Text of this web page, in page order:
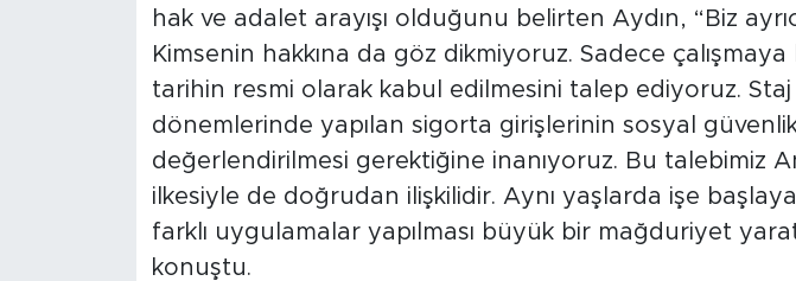
hak ve adalet arayışı olduğunu belirten Aydın, “Biz
Kimsenin hakkına da göz dikmiyoruz. Sadece çalışmaya
tarihin resmi olarak kabul edilmesini talep ediyoruz. Staj
dönemlerinde yapılan sigorta girişlerinin sosyal
değerlendirilmesi gerektiğine inanıyoruz. Bu talebimiz
ilkesiyle de doğrudan ilişkilidir. Aynı yaşlarda işe
farklı uygulamalar yapılması büyük bir mağduriyet
konuştu.